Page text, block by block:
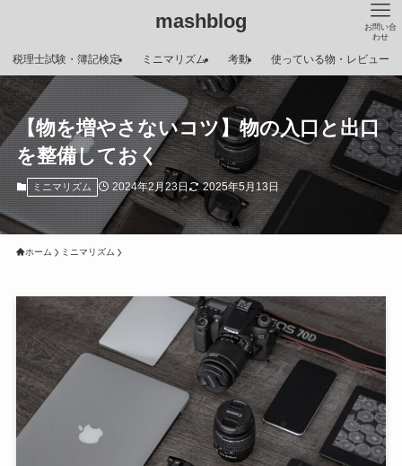
mashblog お問い合
わせ
税理士試験・簿記検定 ミニマリズム 考動 使っている物・レビュー
【物を増やさないコツ】物の入口と出口
を整備しておく
ミニマリズム 2024年2月23日 2025年5月13日
ホーム ミニマリズム